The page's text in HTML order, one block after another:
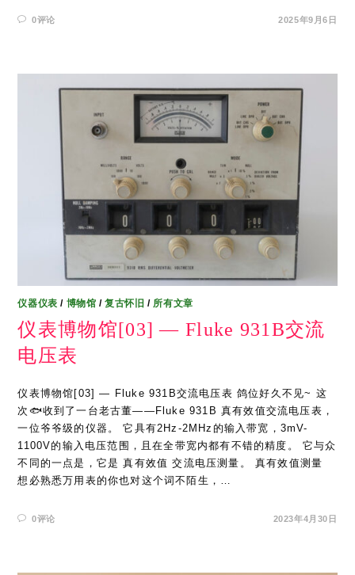
0评论 2025年9月6日
仪器仪表 / 博物馆 /复古怀旧 / 所有文章
仪表博物馆[03] — Fluke 931B交流
电压表
仪表博物馆[03] — Fluke 931B交流电压表 鸽位好久不见~ 这
次🐟收到了一台老古董——Fluke 931B 真有效值交流电压表，
一位爷爷级的仪器。 它具有2Hz-2MHz的输入带宽，3mV-
1100V的输入电压范围，且在全带宽内都有不错的精度。 它与众
不同的一点是，它是 真有效值 交流电压测量。 真有效值测量
想必熟悉万用表的你也对这个词不陌生，…
0评论 2023年4月30日